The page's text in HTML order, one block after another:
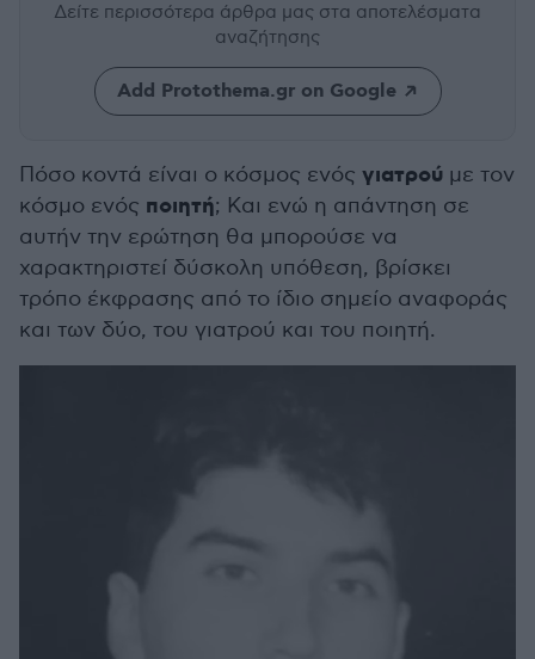
Δείτε περισσότερα άρθρα μας στα αποτελέσματα
αναζήτησης
Add Protothema.gr on Google
Πόσο κοντά είναι ο κόσμος ενός γιατρού με τον
κόσμο ενός ποιητή; Και ενώ η απάντηση σε
αυτήν την ερώτηση θα μπορούσε να
χαρακτηριστεί δύσκολη υπόθεση, βρίσκει
τρόπο έκφρασης από το ίδιο σημείο αναφοράς
και των δύο, του γιατρού και του ποιητή.